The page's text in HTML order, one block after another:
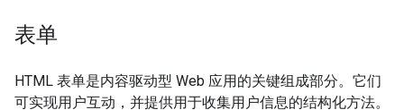
表单
HTML 表单是内容驱动型 Web 应用的关键组成部分。它们
可实现用户互动，并提供用于收集用户信息的结构化方法。